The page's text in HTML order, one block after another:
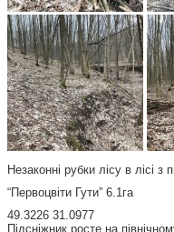
Незаконні рубки лісу в лісі
“Первоцвіти Гути” 6.1га
49.3226 31.0977
Підсніжник росте на